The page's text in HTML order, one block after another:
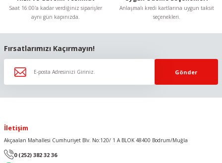
Saat 16:00'a kadar verdiğiniz siparişler
aynı gün kapınızda.
Anlaşmalı kredi kartlarına uygun taksit
seçenekleri.
Fırsatlarımızı Kaçırmayın!
Gönder
İletişim
Akçaalan Mahallesi Cumhuriyet Blv. No:120/ 1 A BLOK 48400 Bodrum/Muğla
0 (252) 382 32 36